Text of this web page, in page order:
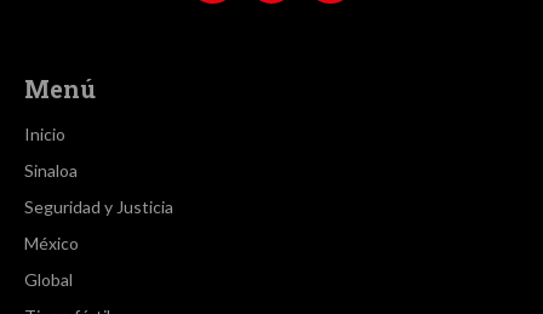
Menú
Inicio
Sinaloa
Seguridad y Justicia
México
Global